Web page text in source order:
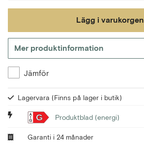
Lägg i varukorgen
Gå till kassan
Mer produktinformation
Jämför
Lagervara (Finns på lager i butik)
G Produktblad (energi)
Garanti i 24 månader